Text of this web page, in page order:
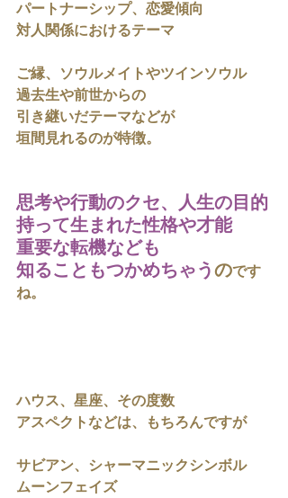
パートナーシップ、恋愛傾向
対人関係におけるテーマ
ご縁、ソウルメイトやツインソウル
過去生や前世からの
引き継いだテーマなどが
垣間見れるのが特徴。
思考や行動のクセ、人生の目的
持って生まれた性格や才能
重要な転機なども
知ることもつかめちゃうのです
ね。
ハウス、星座、その度数
アスペクトなどは、もちろんですが
サビアン、シャーマニックシンボル
ムーンフェイズ